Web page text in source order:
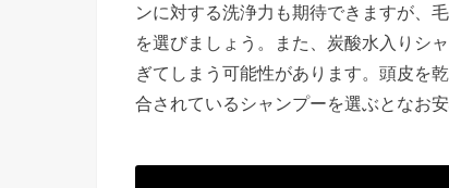
ンに対する洗浄力も期待できますが、
を選びましょう。また、炭酸水入りシ
ぎてしまう可能性があります。頭皮を
合されているシャンプーを選ぶとなお